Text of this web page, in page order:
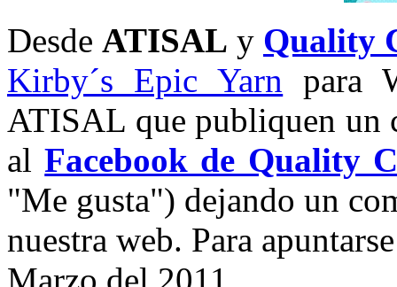
Desde ATISAL y Quality
Kirby´s Epic Yarn para
ATISAL que publiquen un
alFacebook de Quality
"Me gusta") dejando un
nuestra web. Para